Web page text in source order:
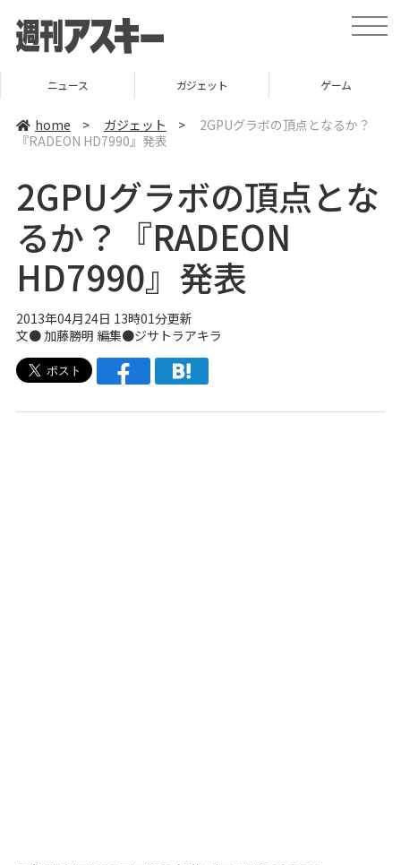
t
o
i
o
ニュース ガジェット ゲーム
home > ガジェット >
2GPUグラボの頂点となるか？
『RADEON HD7990』発表
2GPUグラボの頂点とな
るか？『RADEON
HD7990』発表
2013年04月24日 13時01分更新
文● 加藤勝明 編集●ジサトラアキラ